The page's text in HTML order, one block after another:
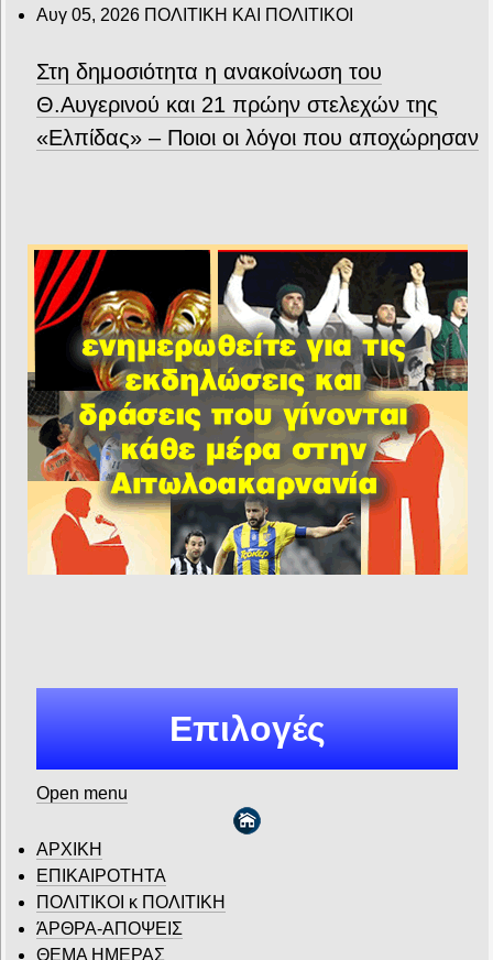
Αυγ 05, 2026 ΠΟΛΙΤΙΚΗ ΚΑΙ ΠΟΛΙΤΙΚΟΙ
Στη δημοσιότητα η ανακοίνωση του
Θ.Αυγερινού και 21 πρώην στελεχών της
«Ελπίδας» – Ποιοι οι λόγοι που αποχώρησαν
Επιλογές
Open menu
ΑΡΧΙΚΗ
ΕΠΙΚΑΙΡΟΤΗΤΑ
ΠΟΛΙΤΙΚΟΙ κ ΠΟΛΙΤΙΚΗ
ΆΡΘΡΑ-ΑΠΟΨΕΙΣ
ΘΕΜΑ ΗΜΕΡΑΣ